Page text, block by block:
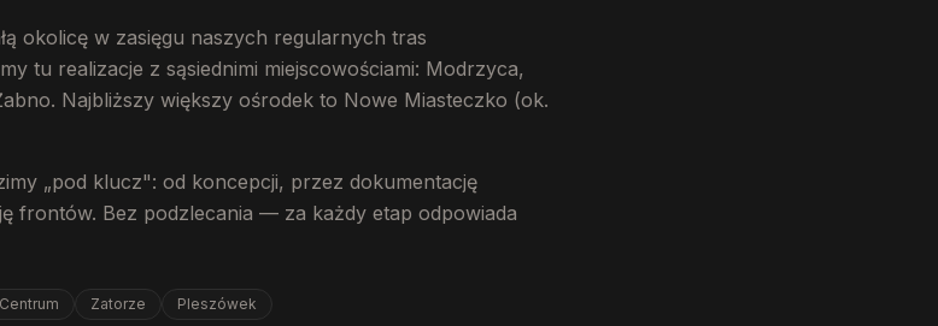
okolicę w zasięgu naszych regularnych tras
tu realizacje z sąsiednimi miejscowościami: Modrzyca,
Najbliższy większy ośrodek to Nowe Miasteczko (ok.
„pod klucz": od koncepcji, przez dokumentację
frontów. Bez podzlecania — za każdy etap odpowiada
Centrum Zatorze Pleszówek